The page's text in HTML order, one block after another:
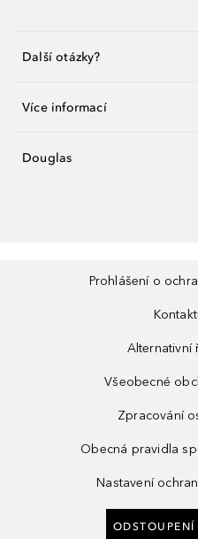
Další otázky?
Více informací
Douglas
Prohlášení o
Alternativní
Všeobecné
Zpracování
Obecná pravidla
Nastavení